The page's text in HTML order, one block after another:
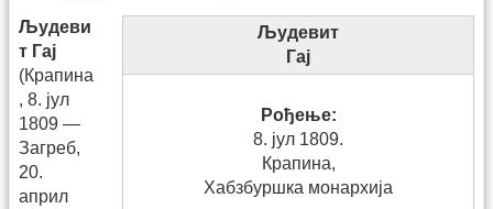
Људевит
Гај
Рођење:
8. јул 1809.
Крапина,
Хабзбуршка монархија
Људеви
т Гај
(Крапина
, 8. јул
1809 —
Загреб,
20.
април